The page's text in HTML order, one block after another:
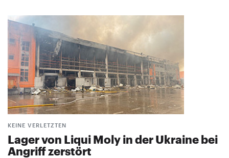
KEINE VERLETZTEN
Lager von Liqui Moly in der Ukraine bei
Angriff zerstört